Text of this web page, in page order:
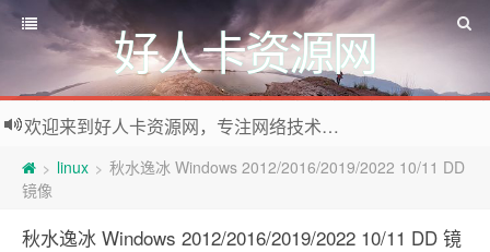
好人卡资源网
欢迎来到好人卡资源网，专注网络技术资源收集，我们不仅是网络资源的搬运工，也生产原创资源。寻找资源请留言或关注公众号:烈日下的男人
> linux > 秋水逸冰 Windows 2012/2016/2019/2022 10/11 DD
镜像
秋水逸冰 Windows 2012/2016/2019/2022 10/11 DD 镜